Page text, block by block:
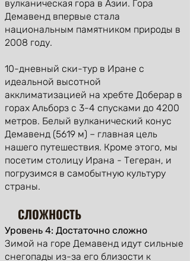
вулканическая гора в Азии. Гора
Демавенд впервые стала
национальным памятником природы в
2008 году.
10-дневный ски-тур в Иране с
идеальной высотной
акклиматизацией на хребте Доберар в
горах Альборз с 3-4 спусками до 4200
метров. Белый вулканический конус
Демавенд (5619 м) – главная цель
нашего путешествия. Кроме этого, мы
посетим столицу Ирана - Тегеран, и
погрузимся в самобытную культуру
страны.
СЛОЖНОСТЬ
Уровень 4: Достаточно сложно
Зимой на горе Демавенд идут сильные
снегопады из-за его близости к